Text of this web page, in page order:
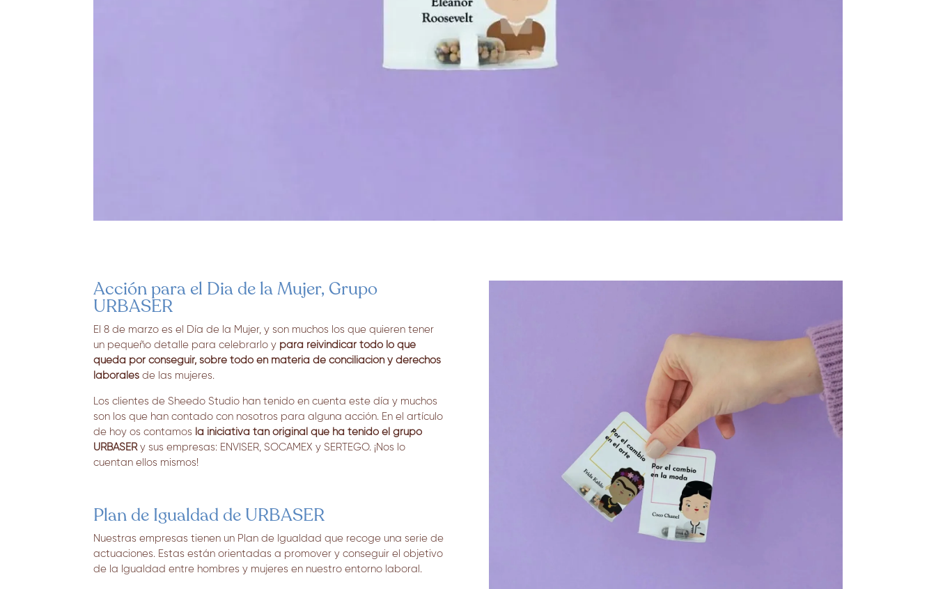
Acción para el Dia de la Mujer, Grupo
URBASER
El 8 de marzo es el Día de la Mujer, y son muchos los que quieren tener
un pequeño detalle para celebrarlo y para reivindicar todo lo que
queda por conseguir, sobre todo en materia de conciliación y derechos
laborales de las mujeres.
Los clientes de Sheedo Studio han tenido en cuenta este día y muchos
son los que han contado con nosotros para alguna acción. En el artículo
de hoy os contamos la iniciativa tan original que ha tenido el grupo
URBASERy sus empresas: ENVISER, SOCAMEX y SERTEGO. ¡Nos lo
cuentan ellos mismos!
Plan de Igualdad de URBASER
Nuestras empresas tienen un Plan de Igualdad que recoge una serie de
actuaciones. Estas están orientadas a promover y conseguir el objetivo
de la Igualdad entre hombres y mujeres en nuestro entorno laboral.